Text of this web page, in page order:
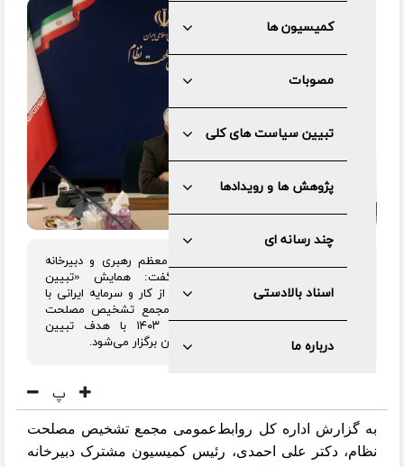
کمیسیون ها
مصوبات
تبیین سیاست های کلی
پژوهش ها و رویدادها
چند رسانه ای
اسناد بالادستی
درباره ما
رئیس کمیسیون مشترک دفتر مقام معظم رهبری و دبیرخانه
مجمع تشخیص مصلحت نظام گفت: همایش «تبیین
سیاست‌های کلی تولید ملی و حمایت از کار و سرمایه ایرانی با
محوریت تولید دانش‌بنیان» از سوی مجمع تشخیص مصلحت
نظام در روز سه‌شنبه ۱۶ بهمن‌ماه ۱۴۰۳ با هدف تبیین
سیاست‌های کلی تولید ملی و دانش‌بنیان برگزار می‌شود.
پ
به گزارش اداره کل روابط‌عمومی مجمع تشخیص مصلحت
نظام، دکتر علی احمدی، رئیس کمیسیون مشترک دبیرخانه